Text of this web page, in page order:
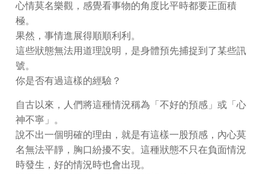
心情莫名樂觀，感覺看事物的角度比平時都要正面積
極。
果然，事情進展得順順利利。
這些狀態無法用道理說明，是身體預先捕捉到了某些訊
號。
你是否有過這樣的經驗？
自古以來，人們將這種情況稱為「不好的預感」或「心
神不寧」。
說不出一個明確的理由，就是有這樣一股預感，內心莫
名無法平靜，胸口紛擾不安。這種狀態不只在負面情況
時發生，好的情況時也會出現。